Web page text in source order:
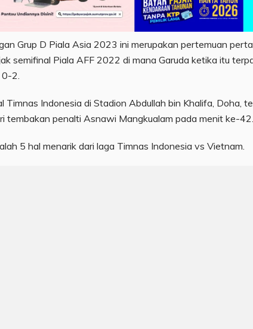
Grup D Piala Asia 2023 ini merupakan pertemuan
semifinal Piala AFF 2022 di mana Garuda ketika itu
2.
Timnas Indonesia di Stadion Abdullah bin Khalifa, Doha,
tembakan penalti Asnawi Mangkualam pada menit ke-42.
5 hal menarik dari laga Timnas Indonesia vs Vietnam.